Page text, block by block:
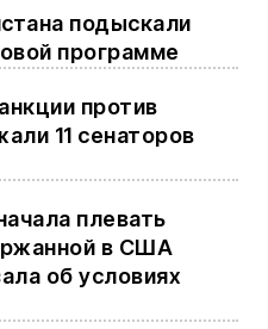
подыскали
программе
против
11 сенаторов
плевать
в США
об условиях